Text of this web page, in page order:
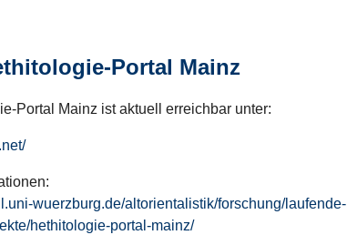
Portal Mainz
Portal Mainz ist aktuell erreichbar unter:
wuerzburg.de/altorientalistik/forschung/laufende-
hethitologie-portal-mainz/